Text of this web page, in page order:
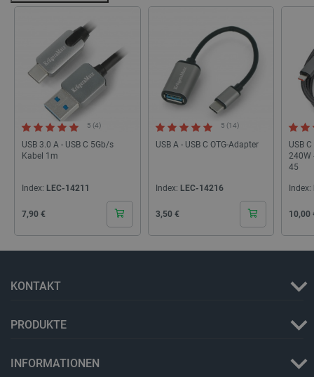
5 (4)
USB 3.0 A - USB C 5Gb/s
Kabel 1m
Index: LEC-14211
Cena
7,90 €
5 (14)
USB A - USB C OTG-Adapter
Index: LEC-14216
Cena
3,50 €
USB
240W
45
Index:
Cena
10,00
KONTAKT
PRODUKTE
INFORMATIONEN
_lb .botland.de
CookieScriptConsent
CookieScript
botland.de
2
LaSID